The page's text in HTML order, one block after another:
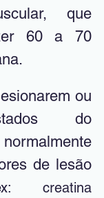
que
60 a 70
ou
do
de lesão
creatina